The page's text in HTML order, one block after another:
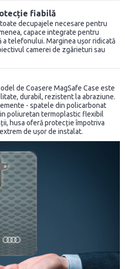
fiabilă
decupajele necesare pentru
capace integrate pentru
telefonului. Marginea ușor ridicată
camerei de zgârieturi sau
de Coasere MagSafe Case este
durabil, rezistent la abraziune.
- spatele din policarbonat
poliuretan termoplastic flexibil
husa oferă protecție împotriva
de ușor de instalat.